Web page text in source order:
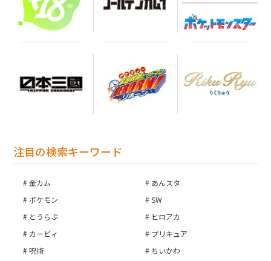
注目の検索キーワード
金カム
あんスタ
ポケモン
SW
とうらぶ
ヒロアカ
カービィ
プリキュア
呪術
ちいかわ